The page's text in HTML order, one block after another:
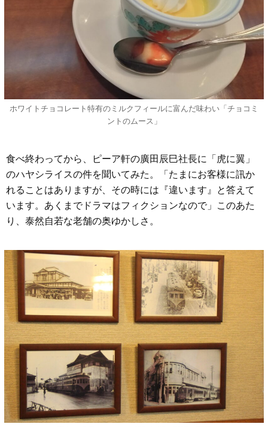
ホワイトチョコレート特有のミルクフィールに富んだ味わい「チョコミ
ントのムース」
食べ終わってから、ピーア軒の廣田辰巳社長に「虎に翼」
のハヤシライスの件を聞いてみた。「たまにお客様に訊か
れることはありますが、その時には『違います』と答えて
います。あくまでドラマはフィクションなので」このあた
り、泰然自若な老舗の奥ゆかしさ。